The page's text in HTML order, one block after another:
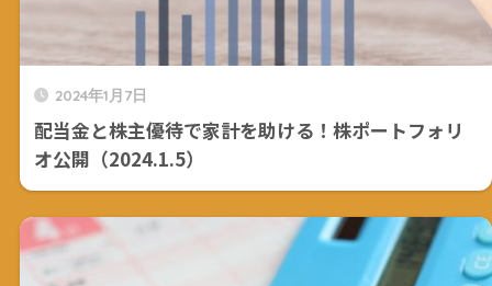
2024年1月7日
配当金と株主優待で家計を助ける！株ポートフォリ
オ公開（2024.1.5）